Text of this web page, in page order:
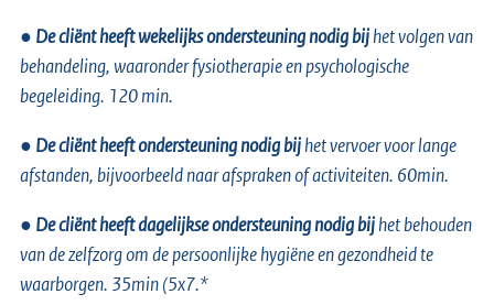
● De cliënt heeft wekelijks ondersteuning nodig bijhet volgen van
behandeling, waaronder fysiotherapie en psychologische
begeleiding. 120 min.
● De cliënt heeft ondersteuning nodig bijhet vervoer voor lange
afstanden, bijvoorbeeld naar afspraken of activiteiten. 60min.
● De cliënt heeft dagelijkse ondersteuning nodig bijhet behouden
van de zelfzorg om de persoonlijke hygiëne en gezondheid te
waarborgen. 35min (5x7.*